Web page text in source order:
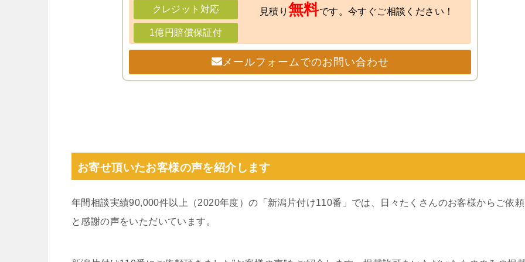
クレジット対応
1億円賠償保証付
見積り 無料です。今すぐご相談ください！
メールフォームでのお問い合わせ
お寄せ頂いたお客様の声を紹介します
年間相談実績90,000件以上（2020年度）の「新潟片付け110番」では、日々たくさんのお客様からご依頼
と感謝の声をいただいています。